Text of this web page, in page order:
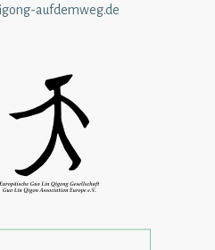
aufdemweg.de